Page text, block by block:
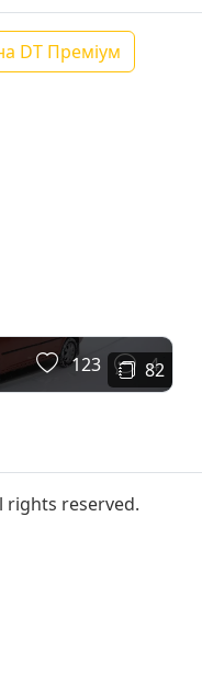
DT Преміум
82
123 4
rights reserved.